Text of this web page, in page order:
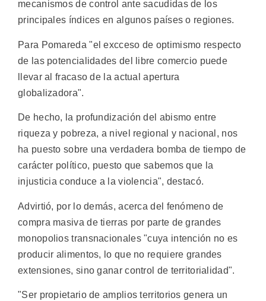
mecanismos de control ante sacudidas de los
principales índices en algunos países o regiones.
Para Pomareda "el excceso de optimismo respecto
de las potencialidades del libre comercio puede
llevar al fracaso de la actual apertura
globalizadora".
De hecho, la profundización del abismo entre
riqueza y pobreza, a nivel regional y nacional, nos
ha puesto sobre una verdadera bomba de tiempo de
carácter político, puesto que sabemos que la
injusticia conduce a la violencia", destacó.
Advirtió, por lo demás, acerca del fenómeno de
compra masiva de tierras por parte de grandes
monopolios transnacionales "cuya intención no es
producir alimentos, lo que no requiere grandes
extensiones, sino ganar control de territorialidad".
"Ser propietario de amplios territorios genera un